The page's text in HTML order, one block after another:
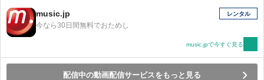
music.jp
今なら30日間無料でおためし
レンタル
music.jpで今すぐ見る
配信中の動画配信サービスをもっと見る